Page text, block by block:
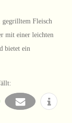
gegrilltem Fleisch
mit einer leichten
bietet ein